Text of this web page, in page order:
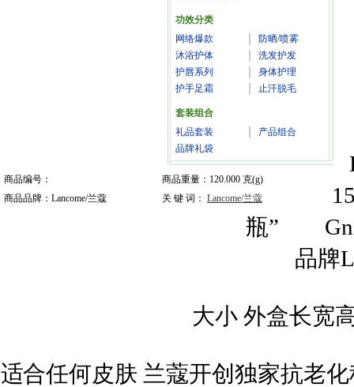
功效分类
网络爆款
防晒/喷雾
沐浴护体
洗发护发
护唇系列
身体护理
护手足霜
止汗脱毛
套装组合
礼品套装
产品组合
品牌礼袋
商品编号：
商品重量：120.000 克(g)
商品品牌：Lancome/兰蔻
关 键 词： Lancome/兰蔻
瓶”
品牌
大小 外盒长宽
适合任何皮肤 兰蔻开创独家抗老